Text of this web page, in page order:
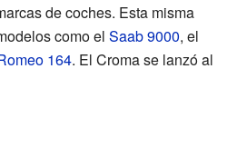
de coches. Esta misma
como el Saab 9000, el
164. El Croma se lanzó al